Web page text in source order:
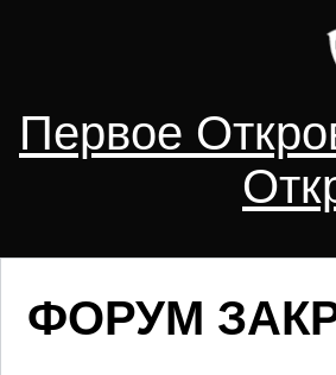
Первое
ФОРУМ